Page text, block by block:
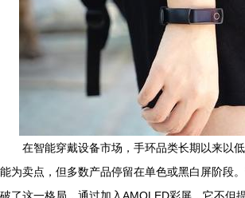
在智能穿戴设备市场，手环品类长期以来以
能为卖点，但多数产品停留在单色或黑白屏阶段